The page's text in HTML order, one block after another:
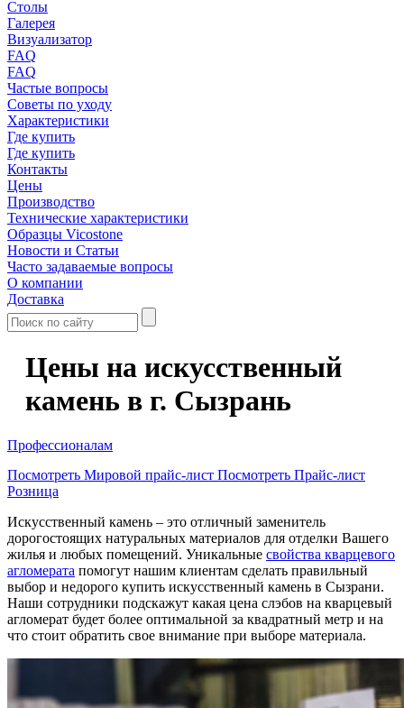
Столы
Галерея
Визуализатор
FAQ
FAQ
Частые вопросы
Советы по уходу
Характеристики
Где купить
Где купить
Контакты
Цены
Производство
Технические характеристики
Образцы Vicostone
Новости и Статьи
Часто задаваемые вопросы
О компании
Доставка
Цены на искусственный
камень в г. Сызрань
Профессионалам
Посмотреть Мировой прайс-лист Посмотреть Прайс-лист
Розница
Искусственный камень – это отличный заменитель
дорогостоящих натуральных материалов для отделки Вашего
жилья и любых помещений. Уникальные свойства кварцевого
агломерата помогут нашим клиентам сделать правильный
выбор и недорого купить искусственный камень в Сызрани.
Наши сотрудники подскажут какая цена слэбов на кварцевый
агломерат будет более оптимальной за квадратный метр и на
что стоит обратить свое внимание при выборе материала.